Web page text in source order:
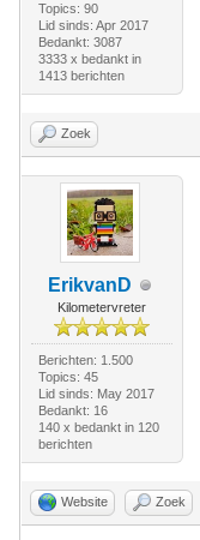
Topics: 90
Lid sinds: Apr 2017
Bedankt: 3087
3333 x bedankt in
1413 berichten
Zoek
ErikvanD
Kilometervreter
Berichten: 1.500
Topics: 45
Lid sinds: May 2017
Bedankt: 16
140 x bedankt in 120
berichten
Website Zoek